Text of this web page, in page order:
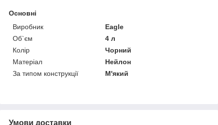
Основні
Виробник
Eagle
Об`єм
4 л
Колір
Чорний
Матеріал
Нейлон
За типом конструкції
М'який
Умови доставки